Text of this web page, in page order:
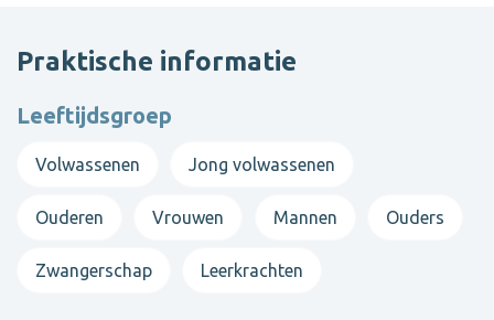
Praktische informatie
Leeftijdsgroep
Volwassenen Jong volwassenen
Ouderen Vrouwen Mannen Ouders
Zwangerschap Leerkrachten